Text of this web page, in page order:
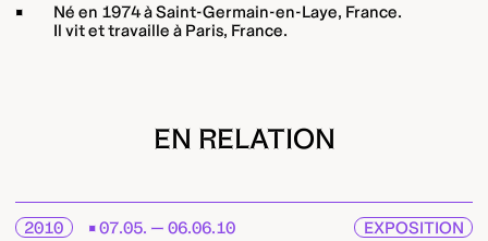
Né en 1974 à Saint-Germain-en-Laye, France.
Il vit et travaille à Paris, France.
EN RELATION
2010 07.05. — 06.06.10 EXPOSITION